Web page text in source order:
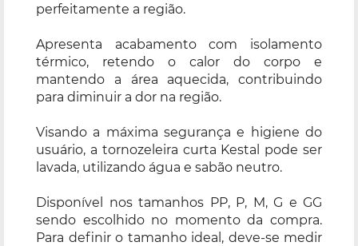
perfeitamente a região.
Apresenta acabamento com isolamento
térmico, retendo o calor do corpo e
mantendo a área aquecida, contribuindo
para diminuir a dor na região.
Visando a máxima segurança e higiene do
usuário, a tornozeleira curta Kestal pode ser
lavada, utilizando água e sabão neutro.
Disponível nos tamanhos PP, P, M, G e GG
sendo escolhido no momento da compra.
Para definir o tamanho ideal, deve-se medir